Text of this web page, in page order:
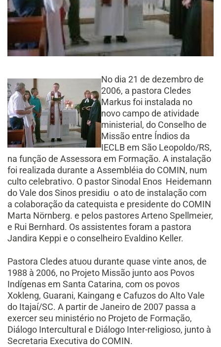
No dia 21 de dezembro de
2006, a pastora Cledes
Markus foi instalada no
novo campo de atividade
ministerial, do Conselho de
Missão entre Índios da
IECLB em São Leopoldo/RS,
na função de Assessora em Formação. A instalação
foi realizada durante a Assembléia do COMIN, num
culto celebrativo. O pastor Sinodal Enos Heidemann
do Vale dos Sinos presidiu o ato de instalação com
a colaboração da catequista e presidente do COMIN
Marta Nörnberg. e pelos pastores Arteno Spellmeier,
e Rui Bernhard. Os assistentes foram a pastora
Jandira Keppi e o conselheiro Evaldino Keller.
Pastora Cledes atuou durante quase vinte anos, de
1988 à 2006, no Projeto Missão junto aos Povos
Indígenas em Santa Catarina, com os povos
Xokleng, Guarani, Kaingang e Cafuzos do Alto Vale
do Itajaí/SC. A partir de Janeiro de 2007 passa a
exercer seu ministério no Projeto de Formação,
Diálogo Intercultural e Diálogo Inter-religioso, junto à
Secretaria Executiva do COMIN.